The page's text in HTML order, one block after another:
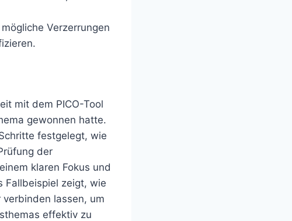
Verzerrungen
mit dem PICO-Tool
gewonnen hatte.
festgelegt, wie
der
klaren Fokus und
Fallbeispiel zeigt, wie
lassen, um
effektiv zu